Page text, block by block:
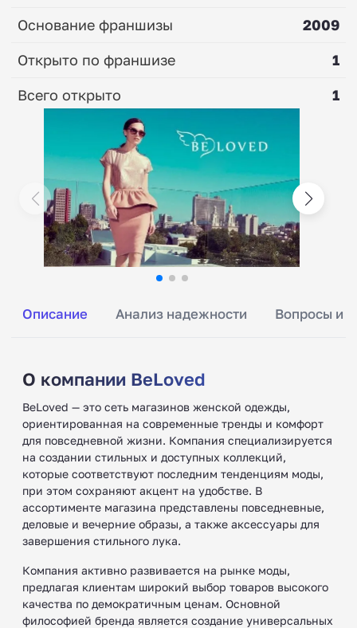
Описание Анализ надежности Вопросы и
О компании BeLoved
BeLoved — это сеть магазинов женской одежды,
ориентированная на современные тренды и комфорт
для повседневной жизни. Компания специализируется
на создании стильных и доступных коллекций,
которые соответствуют последним тенденциям моды,
при этом сохраняют акцент на удобстве. В
ассортименте магазина представлены повседневные,
деловые и вечерние образы, а также аксессуары для
завершения стильного лука.
Компания активно развивается на рынке моды,
предлагая клиентам широкий выбор товаров высокого
качества по демократичным ценам. Основной
философией бренда является создание универсальных
Основание франшизы
2009
Открыто по франшизе
1
Всего открыто
1